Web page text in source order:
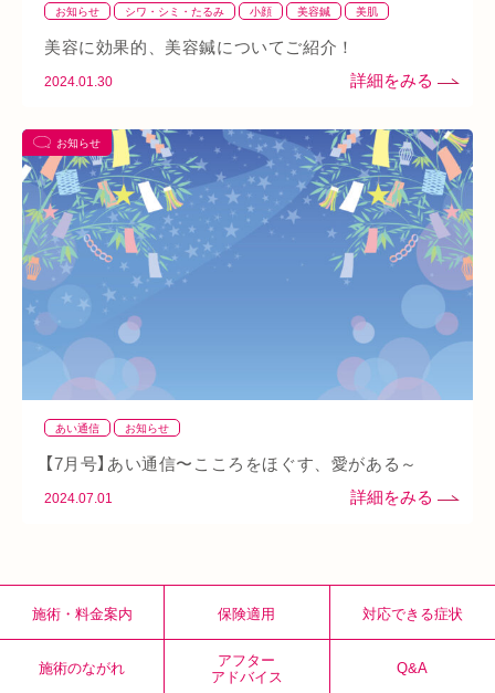
熱中症 夏バテ 寺田町 オープン 秋バテ
酵素ドリンク
ばね指 小顔 乾燥肌 日焼け 地下街 本町
阪急桂駅 天満橋 天王寺 頸椎椎間板ヘルニア
整骨院 好転反応 脱水症状 反り腰 湿気
なんばウォーク イオンタウン小阪 クリスタ長堀
春バテ
お知らせ シワ・シミ・たるみ 小顔 美容鍼
美肌
美容に効果的、美容鍼についてご紹介！
2024.01.30
お知らせ
あい通信 お知らせ
【7月号】あい通信〜こころをほぐす、愛がある～
2024.07.01
施術・料金案内 保険適用 対応できる症状
施術のながれ アフター
アドバイス Q&A